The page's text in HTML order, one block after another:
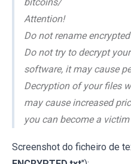
Attention!
Do not rename
Do not try to decrypt
software, it may cause
Decryption of your files
may cause increased
you can become a
Screenshot do ficheiro de